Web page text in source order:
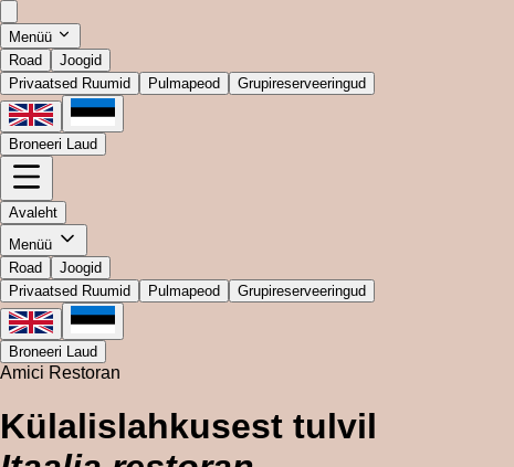
Menüü
Road
Joogid
Privaatsed Ruumid
Pulmapeod Grupireserveeringud
Broneeri Laud
Avaleht
Menüü
Road
Joogid
Privaatsed Ruumid
Pulmapeod Grupireserveeringud
Broneeri Laud
Amici Restoran
Külalislahkusest tulvil